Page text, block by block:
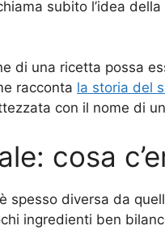
subito l’idea
di una ricetta possa
racconta la storia del
con il nome di
cosa
spesso diversa da
ingredienti ben